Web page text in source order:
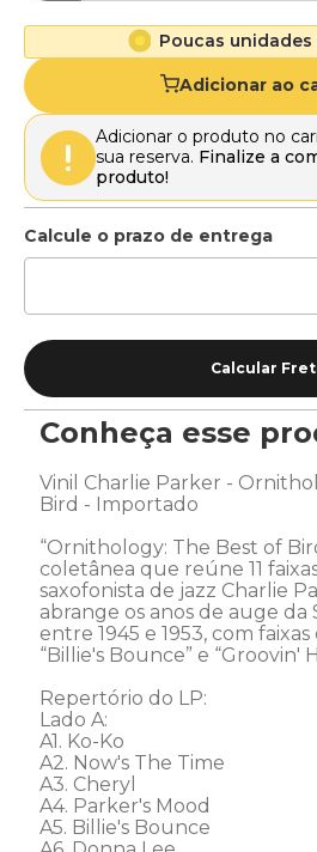
Poucas
Adicionar ao
Adicionar o produto no
sua reserva. Finalize a
produto!
Conheça esse
Vinil Charlie Parker -
Bird - Importado
“Ornithology: The Best of
coletânea que reúne 11
saxofonista de jazz Charlie
abrange os anos de auge da
entre 1945 e 1953, com faixas
“Billie's Bounce” e “Groovin'
Repertório do LP:
Lado A:
A1. Ko-Ko
A2. Now's The Time
A3. Cheryl
A4. Parker's Mood
A5. Billie's Bounce